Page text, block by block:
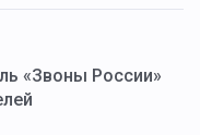
«Звоны России»